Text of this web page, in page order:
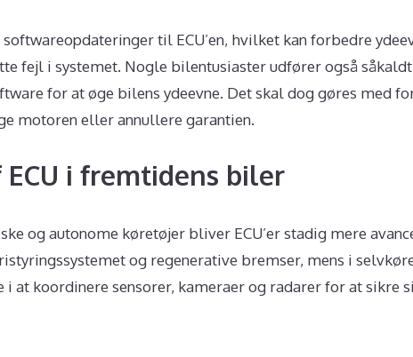
til ECU’en, hvilket kan forbedre
fejl i systemet. Nogle bilentusiaster udfører også såkaldt
for at øge bilens ydeevne. Det skal dog gøres med
motoren eller annullere garantien.
i fremtidens biler
og autonome køretøjer bliver ECU’er stadig mere
og regenerative bremser, mens i
i at koordinere sensorer, kameraer og radarer for at sikre